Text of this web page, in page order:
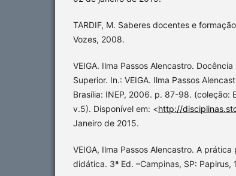
TARDIF, M. Saberes docentes e
Vozes, 2008.
VEIGA. Ilma Passos Alencastro.
Superior. In.: VEIGA. Ilma Passos
Brasília: INEP, 2006. p. 87-98. (coleção:
v.5). Disponível em: <http://
Janeiro de 2015.
VEIGA, Ilma Passos Alencastro. A
didática. 3ª Ed. –Campinas, SP: Papirus,